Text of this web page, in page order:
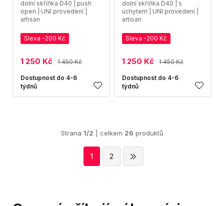
dolní skříňka D40 | push
open | UNI provedení |
artisan
Sleva -200 Kč
1 250 Kč 1 450 Kč
Dostupnost do 4-6
týdnů
dolní skříňka D40 | s
úchytem | UNI provedení |
artisan
Sleva -200 Kč
1 250 Kč 1 450 Kč
Dostupnost do 4-6
týdnů
Strana 1/2 | celkem 26 produktů
1 2